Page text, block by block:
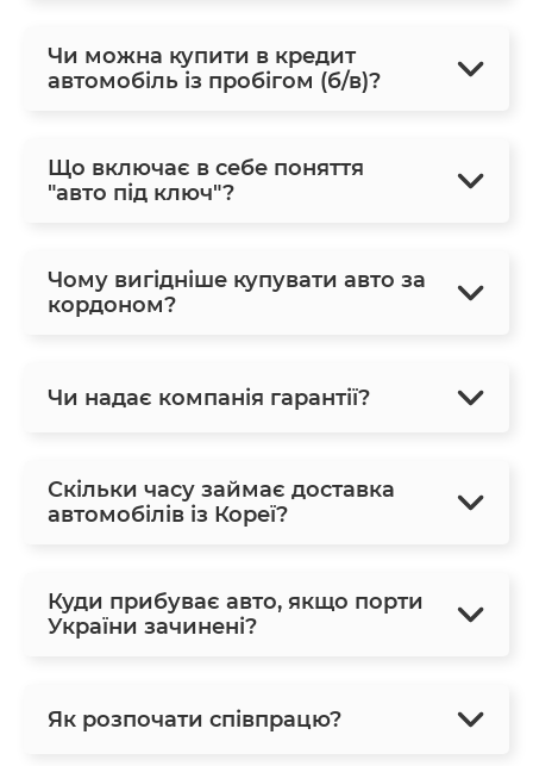
Чи можна купити в кредит
автомобіль із пробігом (б/в)?
Що включає в себе поняття
"авто під ключ"?
Чому вигідніше купувати авто за
кордоном?
Чи надає компанія гарантії?
Скільки часу займає доставка
автомобілів із Кореї?
Куди прибуває авто, якщо порти
України зачинені?
Як розпочати співпрацю?